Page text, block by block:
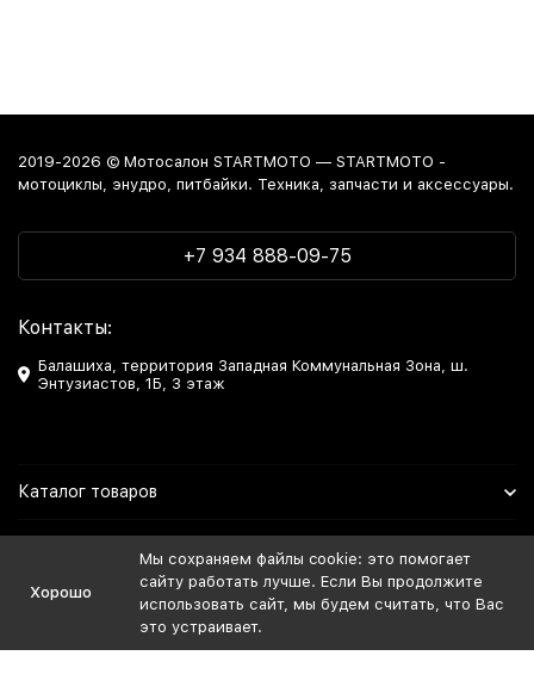
2019-2026 © Мотосалон STARTMOTO — STARTMOTO -
мотоциклы, энудро, питбайки. Техника, запчасти и аксессуары.
+7 934 888-09-75
Контакты:
Балашиха, территория Западная Коммунальная Зона, ш.
Энтузиастов, 1Б, 3 этаж
Каталог товаров
Мы в Соцсетях
Хорошо
Мы сохраняем файлы cookie: это помогает
сайту работать лучше. Если Вы продолжите
использовать сайт, мы будем считать, что Вас
это устраивает.